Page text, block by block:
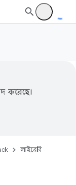
করেছে।
লাইব্রেরি